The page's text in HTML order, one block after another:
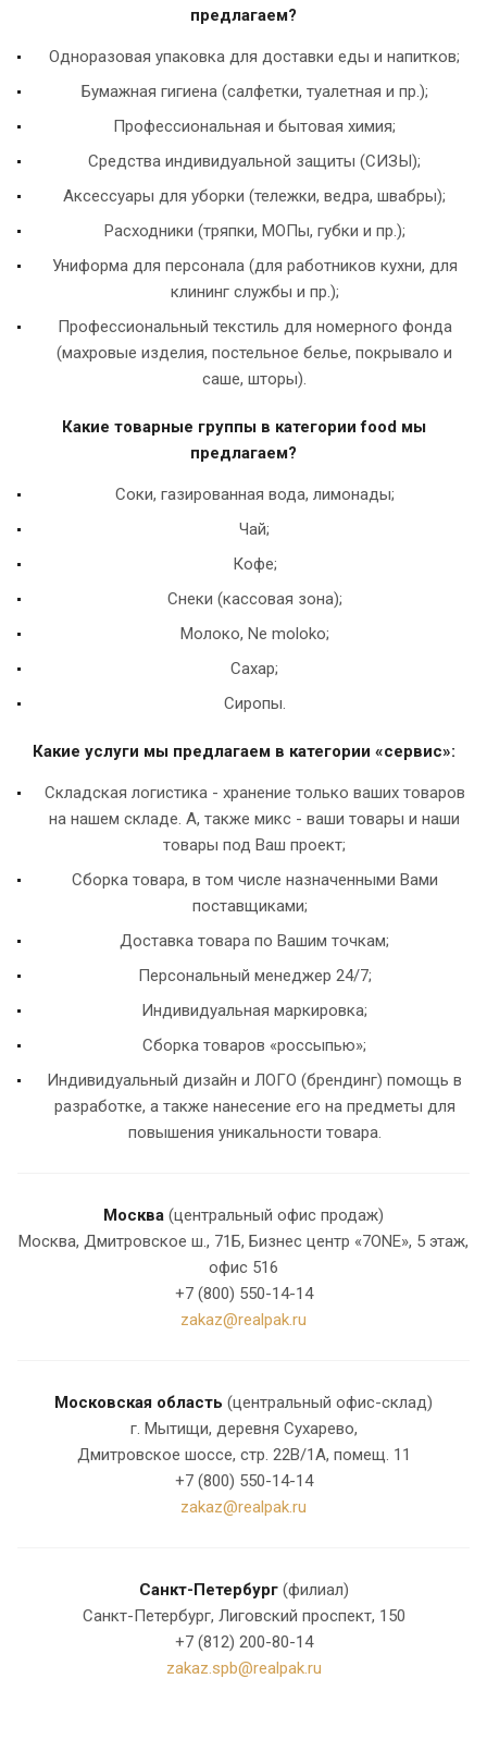
предлагаем?
Одноразовая упаковка для доставки еды и напитков;
Бумажная гигиена (салфетки, туалетная и пр.);
Профессиональная и бытовая химия;
Средства индивидуальной защиты (СИЗЫ);
Аксессуары для уборки (тележки, ведра, швабры);
Расходники (тряпки, МОПы, губки и пр.);
Униформа для персонала (для работников кухни, для
клининг службы и пр.);
Профессиональный текстиль для номерного фонда
(махровые изделия, постельное белье, покрывало и
саше, шторы).
Какие товарные группы в категории food мы
предлагаем?
Соки, газированная вода, лимонады;
Чай;
Кофе;
Снеки (кассовая зона);
Молоко, Ne moloko;
Сахар;
Сиропы.
Какие услуги мы предлагаем в категории «сервис»:
Складская логистика - хранение только ваших товаров
на нашем складе. А, также микс - ваши товары и наши
товары под Ваш проект;
Сборка товара, в том числе назначенными Вами
поставщиками;
Доставка товара по Вашим точкам;
Персональный менеджер 24/7;
Индивидуальная маркировка;
Сборка товаров «россыпью»;
Индивидуальный дизайн и ЛОГО (брендинг) помощь в
разработке, а также нанесение его на предметы для
повышения уникальности товара.
Москва (центральный офис продаж)
Москва, Дмитровское ш., 71Б, Бизнес центр «7ONE», 5 этаж,
офис 516
+7 (800) 550-14-14
zakaz@realpak.ru
Московская область (центральный офис-склад)
г. Мытищи, деревня Сухарево,
Дмитровское шоссе, стр. 22В/1А, помещ. 11
+7 (800) 550-14-14
zakaz@realpak.ru
Санкт-Петербург(филиал)
Санкт-Петербург, Лиговский проспект, 150
+7 (812) 200-80-14
zakaz.spb@realpak.ru